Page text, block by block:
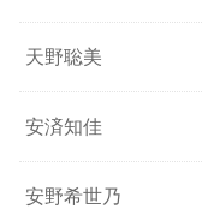
天野聡美
安済知佳
安野希世乃